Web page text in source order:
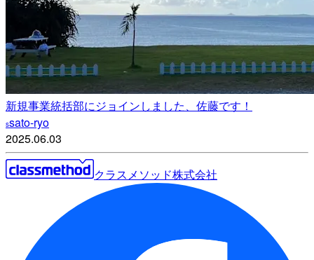
新規事業統括部にジョインしました、佐藤です！
ssato-ryo
2025.06.03
クラスメソッド株式会社